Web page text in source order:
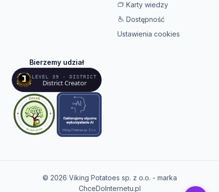
Karty wiedzy
Dostępność
Ustawienia cookies
Bierzemy udział
LEVEL 39 · DISTRICT
District Creator
© 2026 Viking Potatoes sp. z o.o. - marka
ChceDoInternetu.pl